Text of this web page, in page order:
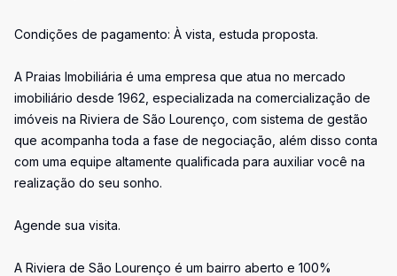
Condições de pagamento: À vista, estuda proposta.
A Praias Imobiliária é uma empresa que atua no mercado
imobiliário desde 1962, especializada na comercialização de
imóveis na Riviera de São Lourenço, com sistema de gestão
que acompanha toda a fase de negociação, além disso conta
com uma equipe altamente qualificada para auxiliar você na
realização do seu sonho.
Agende sua visita.
A Riviera de São Lourenço é um bairro aberto e 100%